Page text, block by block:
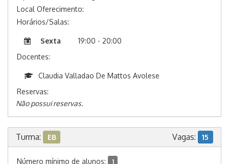
Local Oferecimento:
Horários/Salas:
Sexta
19:00 - 20:00
Docentes:
Claudia Valladao De Mattos Avolese
Reservas:
Não possui reservas.
Turma: EB Vagas: 15
Número mínimo de alunos: 1